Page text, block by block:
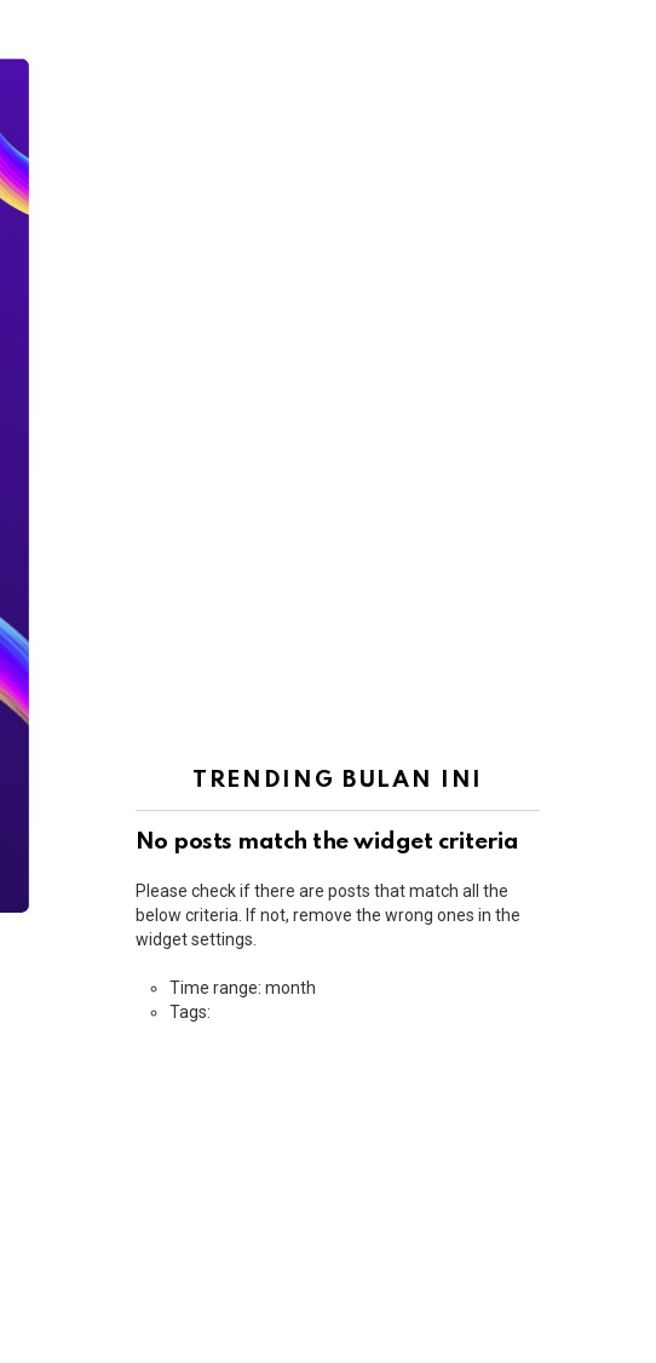
TRENDING BULAN INI
No posts match the widget criteria
Please check if there are posts that match all the
below criteria. If not, remove the wrong ones in the
widget settings.
Time range: month
Tags: